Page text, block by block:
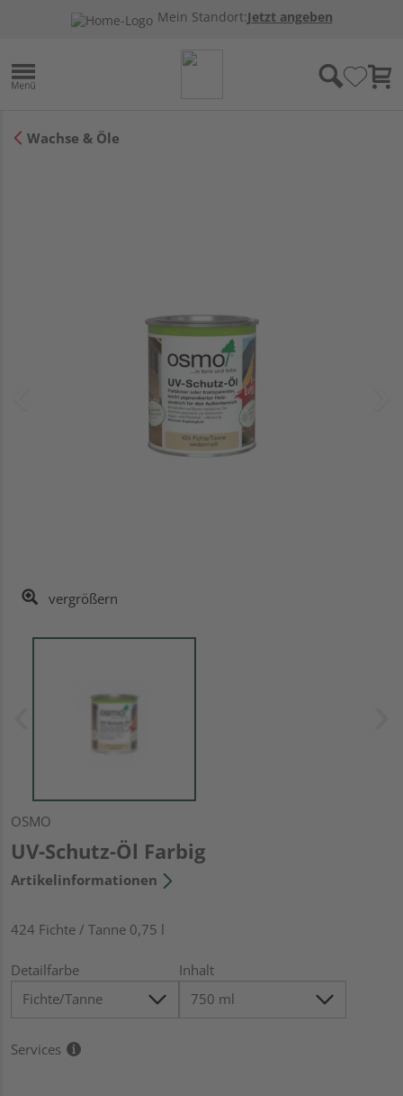
Mein Standort:Jetzt angeben
Wachse & Öle
vergrößern
OSMO
UV-Schutz-Öl Farbig
Artikelinformationen
424 Fichte / Tanne 0,75 l
Detailfarbe Inhalt
Services